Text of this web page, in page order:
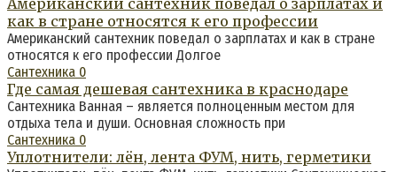
как в стране относятся к его профессии
Американский сантехник поведал о зарплатах и как в стране
относятся к его профессии Долгое
Сантехника 0
Где самая дешевая сантехника в краснодаре
Сантехника Ванная – является полноценным местом для
отдыха тела и души. Основная сложность при
Сантехника 0
Уплотнители: лён, лента ФУМ, нить, герметики